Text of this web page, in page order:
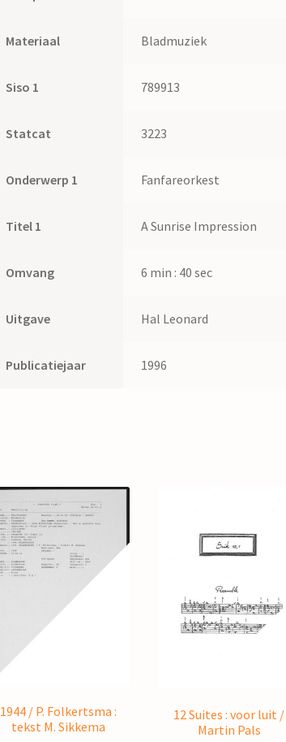
Materiaal Bladmuziek
Siso 1 789913
Statcat 3223
Onderwerp 1 Fanfareorkest
Titel 1 A Sunrise Impression
Omvang 6 min : 40 sec
Uitgave Hal Leonard
Publicatiejaar 1996
1944 / P. Folkertsma :
tekst M. Sikkema
12 Suites : voor luit /
Martin Pals